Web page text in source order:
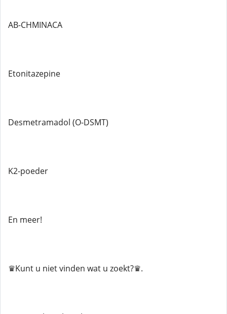
AB-CHMINACA
Etonitazepine
Desmetramadol (O-DSMT)
K2-poeder
En meer!
♛Kunt u niet vinden wat u zoekt?♛.